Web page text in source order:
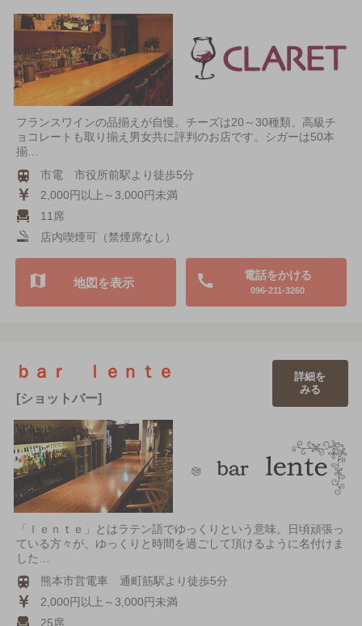
フランスワインの品揃えが自慢。チーズは20～30種類、高級チ
ョコレートも取り揃え男女共に評判のお店です。シガーは50本
揃…
市電 市役所前駅より徒歩5分
2,000円以上～3,000円未満
11席
店内喫煙可（禁煙席なし）
電話をかける
096-211-3260
地図を表示
ｂａｒ ｌｅｎｔｅ
[ショットバー]
詳細を
みる
「ｌｅｎｔｅ」とはラテン語でゆっくりという意味。日頃頑張っ
ている方々が、ゆっくりと時間を過ごして頂けるように名付けま
した…
熊本市営電車 通町筋駅より徒歩5分
2,000円以上～3,000円未満
25席